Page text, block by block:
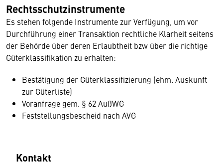
Rechtsschutzinstrumente
Es stehen folgende Instrumente zur Verfügung, um vor
Durchführung einer Transaktion rechtliche Klarheit seitens
der Behörde über deren Erlaubtheit bzw über die richtige
Güterklassifikation zu erhalten:
Bestätigung der Güterklassifizierung (ehm. Auskunft
zur Güterliste)
Voranfrage gem. § 62 AußWG
Feststellungsbescheid nach AVG
Kontakt